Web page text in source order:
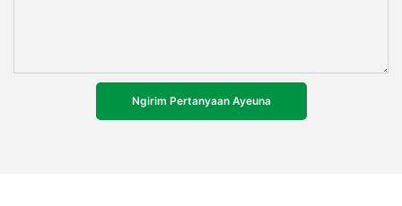
Ngirim Pertanyaan Ayeuna